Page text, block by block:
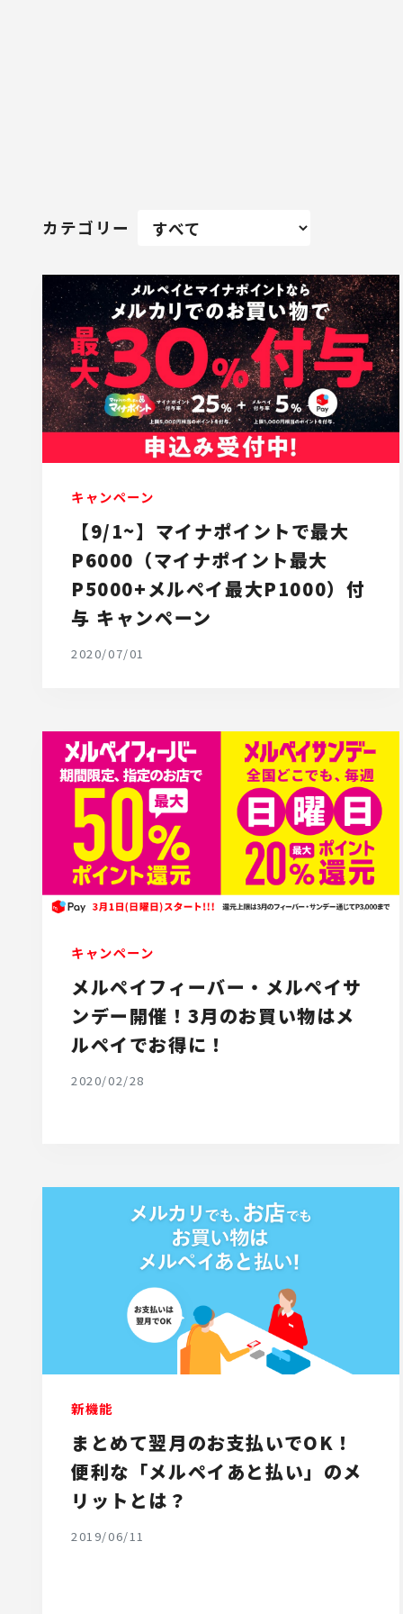
カテゴリー
キャンペーン
【9/1~】マイナポイントで最大
P6000（マイナポイント最大
P5000+メルペイ最大P1000）付
与 キャンペーン
2020/07/01
キャンペーン
メルペイフィーバー・メルペイサ
ンデー開催！3月のお買い物はメ
ルペイでお得に！
2020/02/28
新機能
まとめて翌月のお支払いでOK！
便利な「メルペイあと払い」のメ
リットとは？
2019/06/11